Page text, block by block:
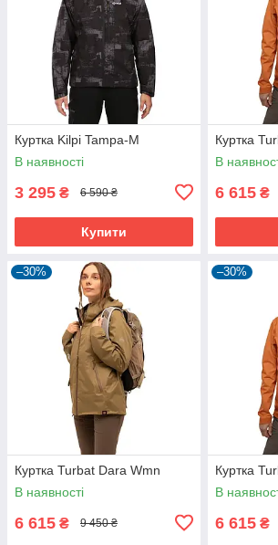
Куртка Kilpi Tampa-M
В наявності
3 295 ₴ 6 590 ₴
Купити
Куртка
В
6 615 ₴
–30%
Куртка Turbat Dara Wmn
В наявності
6 615 ₴ 9 450 ₴
–30%
Куртка
В
6 615 ₴